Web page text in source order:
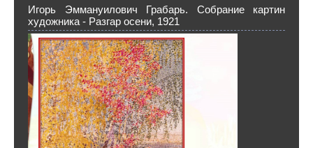
Игорь Эммануилович Грабарь. Собрание картин
художника - Разгар осени, 1921